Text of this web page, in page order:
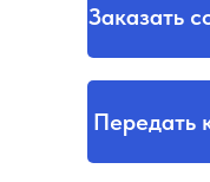
Передать
Заказать